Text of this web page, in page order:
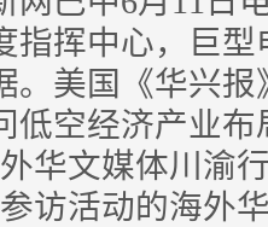
指挥中心，巨
。美国《华兴
低空经济产业
外华文媒体川
访活动的海外